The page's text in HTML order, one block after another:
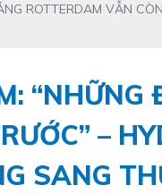
ROTTERDAM VẪN
–
SANG